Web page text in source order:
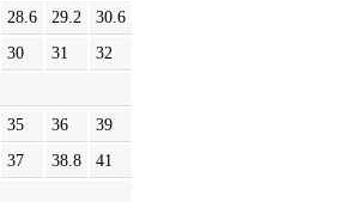
28.6 29.2
30.6
30 31
32
35 36
39
37 38.8
41